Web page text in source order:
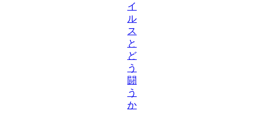
イ
ル
ス
と
ど
う
闘
う
か